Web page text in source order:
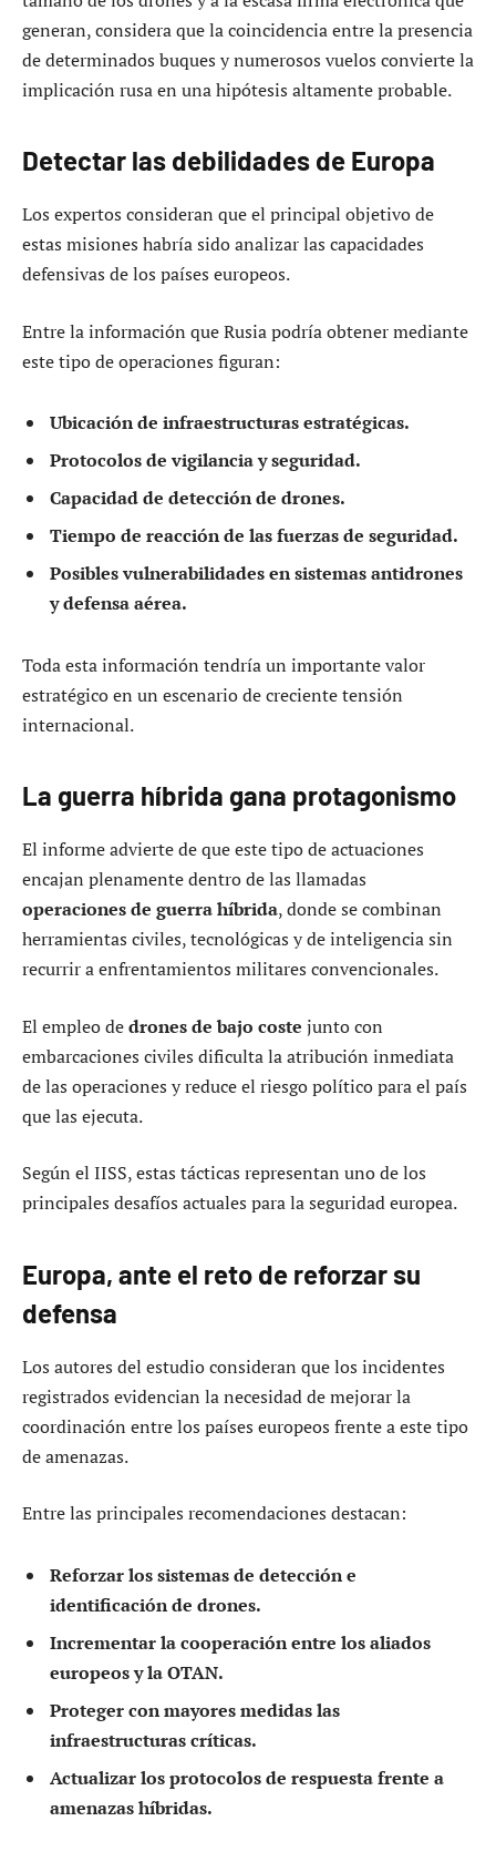
generan, considera que la coincidencia entre la presencia
de determinados buques y numerosos vuelos convierte la
implicación rusa en una hipótesis altamente probable.
Detectar las debilidades de Europa
Los expertos consideran que el principal objetivo de
estas misiones habría sido analizar las capacidades
defensivas de los países europeos.
Entre la información que Rusia podría obtener mediante
este tipo de operaciones figuran:
Ubicación de infraestructuras estratégicas.
Protocolos de vigilancia y seguridad.
Capacidad de detección de drones.
Tiempo de reacción de las fuerzas de seguridad.
Posibles vulnerabilidades en sistemas antidrones
y defensa aérea.
Toda esta información tendría un importante valor
estratégico en un escenario de creciente tensión
internacional.
La guerra híbrida gana protagonismo
El informe advierte de que este tipo de actuaciones
encajan plenamente dentro de las llamadas
operaciones de guerra híbrida, donde se combinan
herramientas civiles, tecnológicas y de inteligencia sin
recurrir a enfrentamientos militares convencionales.
El empleo dedrones de bajo coste junto con
embarcaciones civiles dificulta la atribución inmediata
de las operaciones y reduce el riesgo político para el país
que las ejecuta.
Según el IISS, estas tácticas representan uno de los
principales desafíos actuales para la seguridad europea.
Europa, ante el reto de reforzar su
defensa
Los autores del estudio consideran que los incidentes
registrados evidencian la necesidad de mejorar la
coordinación entre los países europeos frente a este tipo
de amenazas.
Entre las principales recomendaciones destacan:
Reforzar los sistemas de detección e
identificación de drones.
Incrementar la cooperación entre los aliados
europeos y la OTAN.
Proteger con mayores medidas las
infraestructuras críticas.
Actualizar los protocolos de respuesta frente a
amenazas híbridas.